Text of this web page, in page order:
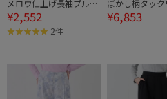
メロウ仕上げ長袖プルオ
ーバー
¥2,552
2件
ぼかし柄タック
ンツ
¥6,853